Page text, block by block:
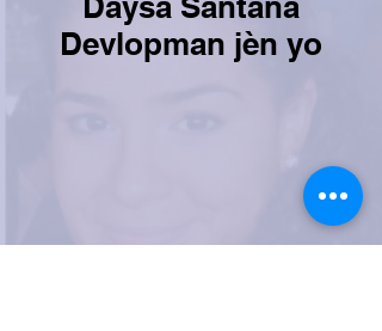
Devlopman jèn yo